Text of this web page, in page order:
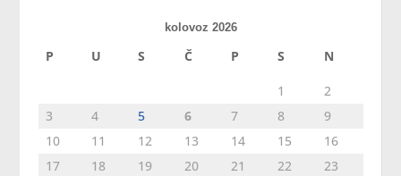
kolovoz 2026
P U S Č P S N
1
2
3
4 5 6 7 8
9
10
11 12 13 14 15
16
17
18 19 20 21 22
23